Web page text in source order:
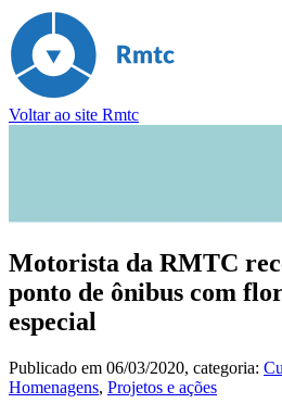
Voltar ao site Rmtc
Motorista da RMTC
ponto de ônibus com
especial
Publicado em 06/03/2020, categoria:
Homenagens, Projetos e ações